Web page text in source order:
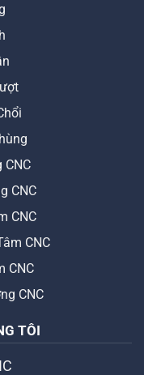
CNC
CNC
CNC
CNC
CNC
CNC
TÔI